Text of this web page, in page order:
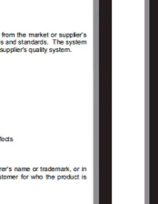
para brindar a
válvulas
de valor
demandas de
problemas
usuarios. en el
medida que la